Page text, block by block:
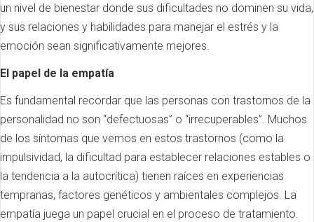
un nivel de bienestar donde sus dificultades no dominen su vida,
y sus relaciones y habilidades para manejar el estrés y la
emoción sean significativamente mejores.
El papel de la empatía
Es fundamental recordar que las personas con trastornos de la
personalidad no son “defectuosas” o “irrecuperables”. Muchos
de los síntomas que vemos en estos trastornos (como la
impulsividad, la dificultad para establecer relaciones estables o
la tendencia a la autocrítica) tienen raíces en experiencias
tempranas, factores genéticos y ambientales complejos. La
empatía juega un papel crucial en el proceso de tratamiento.